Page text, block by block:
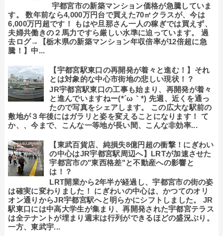
宇都宮市の新築マンション価格が急騰していま
す。 数年前なら4,000万円台で買えた70㎡クラスが、今は
6,000万円超です！ もはや旦那さん一人の稼ぎでは買えず、
夫婦共働きの２馬力ですら厳しい水準に迫っています。 過
去ログ→【栃木県の新築マンション年収倍率が12倍超に急
騰！】中...
【宇都宮駅東口の再開発が着々と進む！】それ
とは対象的な中心市街地の悲しい現状！？
JR宇都宮駅東口の工事も始まり、再開発が着々
と進んでいますねー(*´ω｀*) 先週、近くを通っ
たので写真をシェアします。 この広大な駅前の
敷地が３年後にはガラリと姿を変えることになります！ て
か、、今まで、こんな一等地が長い間、こんな非効率...
【東武百貨店、純損失8億円超の衝撃！にぎわい
の中心はJR宇都宮駅周辺へ】LRTが加速させた
宇都宮市の"東西格差"と不動産への影響と
は！？
LRT開業から2年半が経過し、宇都宮市の街の姿
は確実に変わりました！ にぎわいの中心は、かつてのオリ
オン通りからJR宇都宮駅へと明らかにシフトしました。 JR
駅東口には中高大学生が集まり、再開発された宇都宮テラス
は全テナントが埋まり週末は行列ができるほどの盛況ぶり。
一方、東武宇...